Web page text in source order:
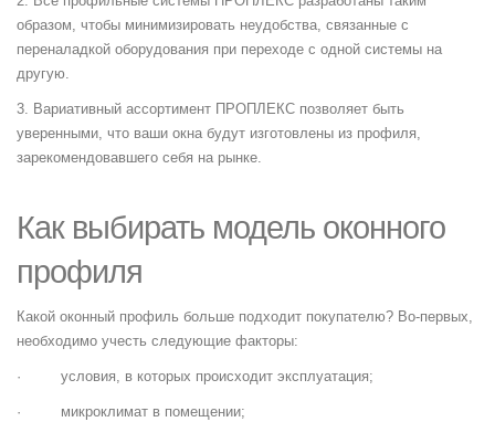
образом, чтобы минимизировать неудобства, связанные с
переналадкой оборудования при переходе с одной системы на
другую.
3. Вариативный ассортимент ПРОПЛЕКС позволяет быть
уверенными, что ваши окна будут изготовлены из профиля,
зарекомендовавшего себя на рынке.
Как выбирать модель оконного
профиля
Какой оконный профиль больше подходит покупателю? Во-первых,
необходимо учесть следующие факторы:
· условия, в которых происходит эксплуатация;
· микроклимат в помещении;